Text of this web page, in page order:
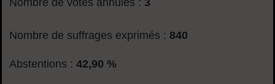
Nombre de votes annulés : 3
Nombre de suffrages exprimés : 840
Abstentions : 42,90 %